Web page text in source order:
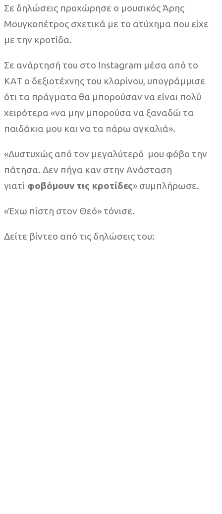
Σε δηλώσεις προχώρησε ο μουσικός Άρης
Μουγκοπέτρος σχετικά με το ατύχημα που είχε
με την κροτίδα.
Σε ανάρτησή του στο Instagram μέσα από το
ΚΑΤ o δεξιοτέχνης του κλαρίνου, υπογράμμισε
ότι τα πράγματα θα μπορούσαν να είναι πολύ
χειρότερα «να μην μπορούσα να ξαναδώ τα
παιδάκια μου και να τα πάρω αγκαλιά».
«Δυστυχώς από τον μεγαλύτερό μου φόβο την
πάτησα. Δεν πήγα καν στην Ανάσταση
γιατί φοβόμουν τις κροτίδες» συμπλήρωσε.
«Έχω πίστη στον Θεό» τόνισε.
Δείτε βίντεο από τις δηλώσεις του: